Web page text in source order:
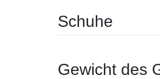
Schuhe
Gewicht des